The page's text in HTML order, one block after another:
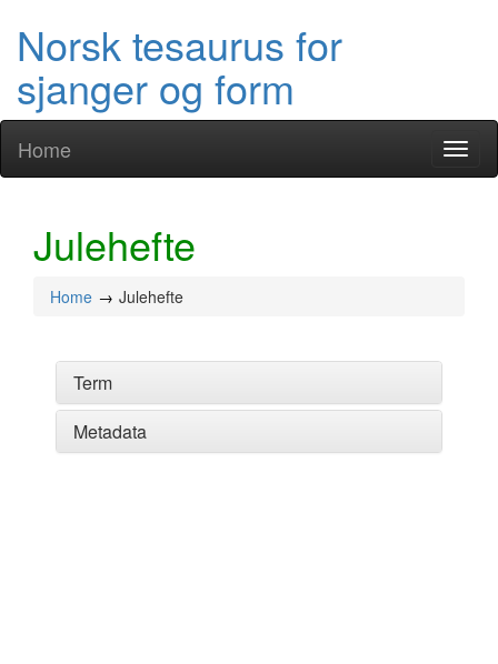
Norsk tesaurus for
sjanger og form
Home
Julehefte
Home Julehefte
Term
Metadata